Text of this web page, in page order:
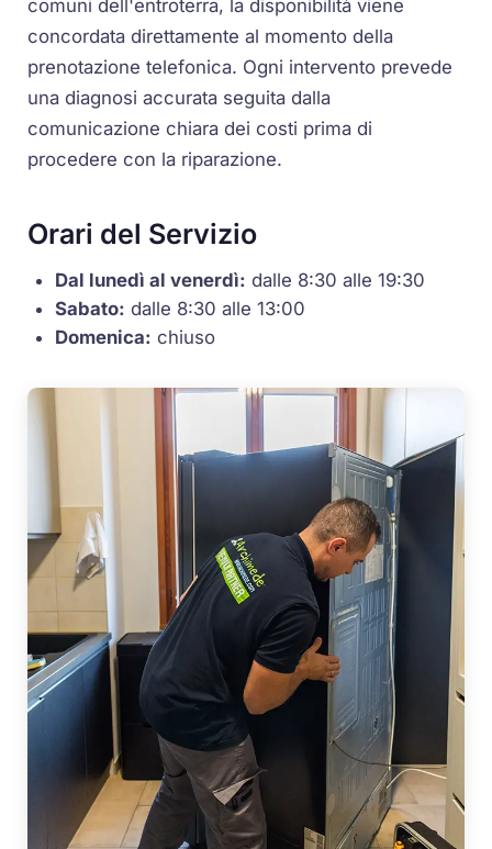
comuni dell'entroterra, la disponibilità viene
concordata direttamente al momento della
prenotazione telefonica. Ogni intervento prevede
una diagnosi accurata seguita dalla
comunicazione chiara dei costi prima di
procedere con la riparazione.
Orari del Servizio
Dal lunedì al venerdì: dalle 8:30 alle 19:30
Sabato: dalle 8:30 alle 13:00
Domenica: chiuso